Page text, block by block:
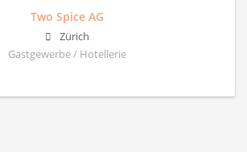
Two Spice AG
Zürich
Gastgewerbe / Hotellerie